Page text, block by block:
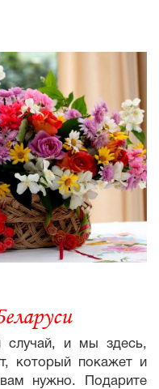
случай, и мы здесь,
который покажет и
нужно. Подарите